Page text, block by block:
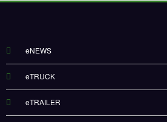
eNEWS
eTRUCK
eTRAILER